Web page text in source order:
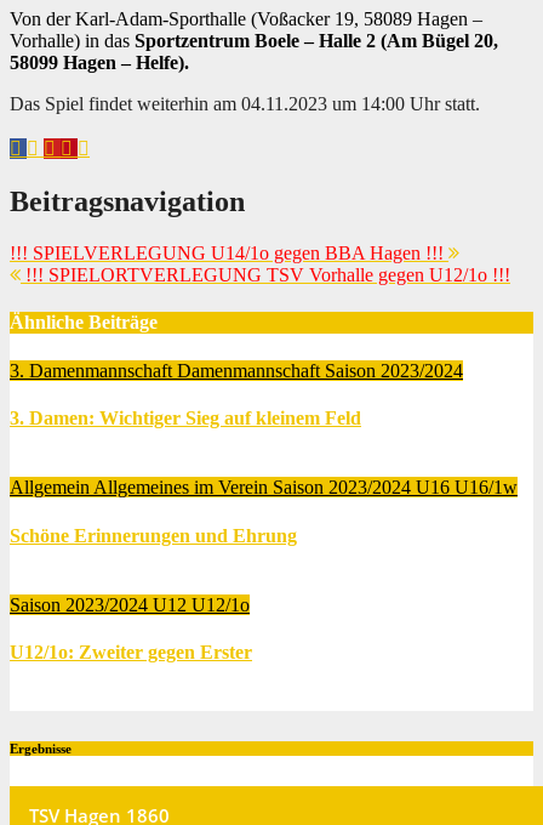
Von der Karl-Adam-Sporthalle (Voßacker 19, 58089 Hagen –
Vorhalle) in das Sportzentrum Boele – Halle 2 (Am Bügel 20,
58099 Hagen – Helfe).
Das Spiel findet weiterhin am 04.11.2023 um 14:00 Uhr statt.
Beitragsnavigation
!!! SPIELVERLEGUNG U14/1o gegen BBA Hagen !!!
!!! SPIELORTVERLEGUNG TSV Vorhalle gegen U12/1o !!!
Ähnliche Beiträge
3. Damenmannschaft Damenmannschaft Saison 2023/2024
3. Damen: Wichtiger Sieg auf kleinem Feld
Allgemein Allgemeines im Verein Saison 2023/2024 U16 U16/1w
Schöne Erinnerungen und Ehrung
Saison 2023/2024 U12 U12/1o
U12/1o: Zweiter gegen Erster
Ergebnisse